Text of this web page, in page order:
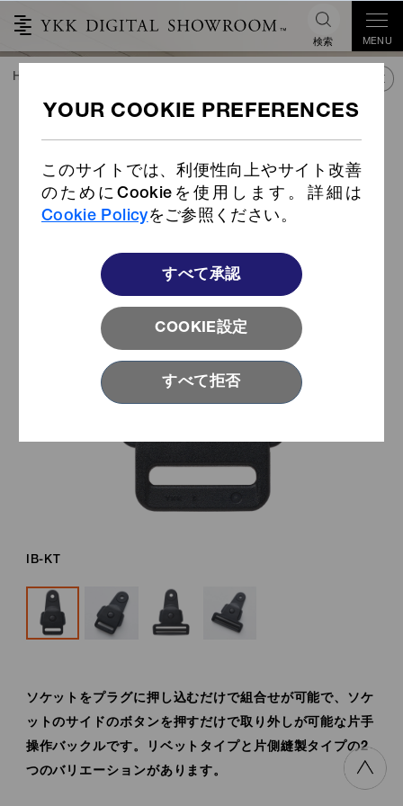
このサイトでは、利便性向上やサイト改善
のためにCookieを使用します。詳細は
Cookie Policyをご参照ください。
COOKIE設定
すべて承認
すべて拒否
検索 MENU
片手操作バックル (Item
IB-KT
ソケットをプラグに押し込むだけで組合せが可能で、ソケ
ットのサイドのボタンを押すだけで取り外しが可能な片手
操作バックルです。リベットタイプと片側縫製タイプの2
つのバリエーションがあります。
HOME